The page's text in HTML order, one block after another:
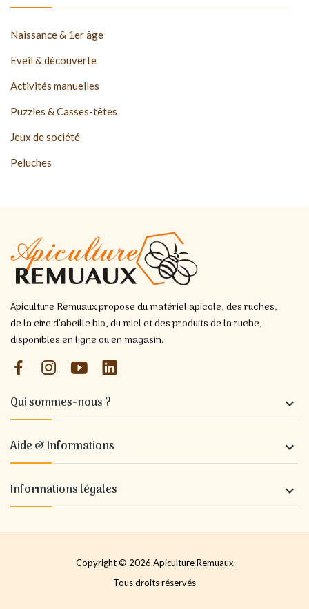
Naissance & 1er âge
Eveil & découverte
Activités manuelles
Puzzles & Casses-têtes
Jeux de société
Peluches
Apiculture Remuaux propose du matériel apicole, des ruches,
de la cire d’abeille bio, du miel et des produits de la ruche,
disponibles en ligne ou en magasin.
Qui sommes-nous ? 
Aide & Informations 
Informations légales 
Copyright © 2026 Apiculture Remuaux
Tous droits réservés